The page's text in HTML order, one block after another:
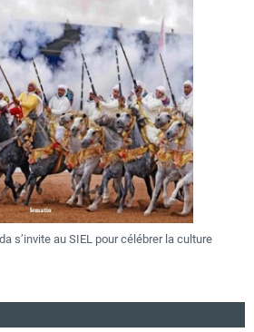
: Essaouira au rythme des fusions musicales du